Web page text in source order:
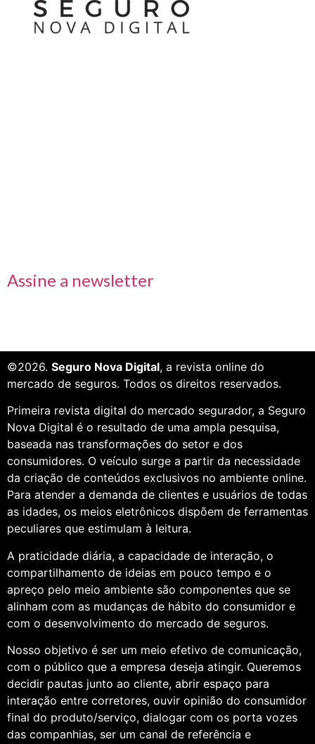
Assine a newsletter
©2026. Seguro Nova Digital, a revista online do
mercado de seguros. Todos os direitos reservados.
Primeira revista digital do mercado segurador, a Seguro
Nova Digital é o resultado de uma ampla pesquisa,
baseada nas transformações do setor e dos
consumidores. O veículo surge a partir da necessidade
da criação de conteúdos exclusivos no ambiente online.
Para atender a demanda de clientes e usuários de todas
as idades, os meios eletrônicos dispõem de ferramentas
peculiares que estimulam à leitura.
A praticidade diária, a capacidade de interação, o
compartilhamento de ideias em pouco tempo e o
apreço pelo meio ambiente são componentes que se
alinham com as mudanças de hábito do consumidor e
com o desenvolvimento do mercado de seguros.
Nosso objetivo é ser um meio efetivo de comunicação,
com o público que a empresa deseja atingir. Queremos
decidir pautas junto ao cliente, abrir espaço para
interação entre corretores, ouvir opinião do consumidor
final do produto/serviço, dialogar com os porta vozes
das companhias, ser um canal de referência e